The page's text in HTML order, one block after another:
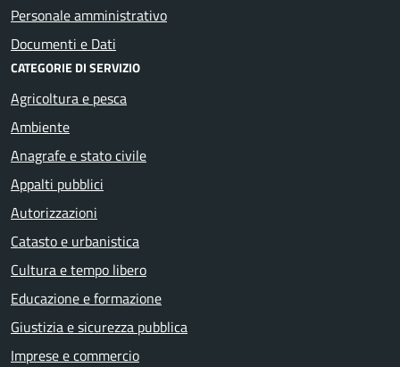
Personale amministrativo
Documenti e Dati
CATEGORIE DI SERVIZIO
Agricoltura e pesca
Ambiente
Anagrafe e stato civile
Appalti pubblici
Autorizzazioni
Catasto e urbanistica
Cultura e tempo libero
Educazione e formazione
Giustizia e sicurezza pubblica
Imprese e commercio